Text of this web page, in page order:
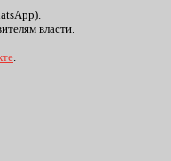
власти.
.